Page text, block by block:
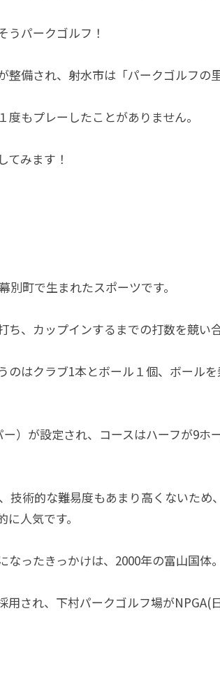
うパークゴルフ！
備され、射水市は「パークゴルフの
もプレーしたことがありません。
てみます！
町で生まれたスポーツです。
、カップインするまでの打数を競い合
のはクラブ1本とボール１個、ボール
）が設定され、コースはハーフが9ホ
技術的な難易度もあまり高くないた
人気です。
ったきっかけは、2000年の富山国体。
用され、下村パークゴルフ場がNPGA(